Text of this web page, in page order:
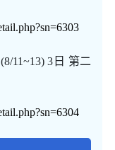
11~13) 3日 第二